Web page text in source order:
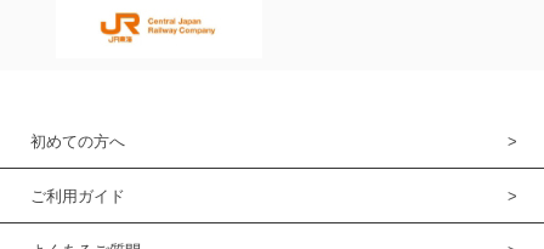
初めての方へ
ご利用ガイド